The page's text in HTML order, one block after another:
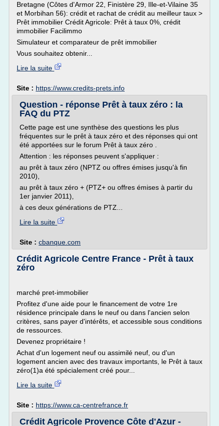
Bretagne (Côtes d'Armor 22, Finistère 29, Ille-et-Vilaine 35
et Morbihan 56): crédit et rachat de crédit au meilleur taux >
Prêt immobilier Crédit Agricole: Prêt à taux 0%, crédit
immobilier Facilimmo
Simulateur et comparateur de prêt immobilier
Vous souhaitez obtenir...
Lire la suite
Site : https://www.credits-prets.info
Question - réponse Prêt à taux zéro : la
FAQ du PTZ
Cette page est une synthèse des questions les plus
fréquentes sur le prêt à taux zéro et des réponses qui ont
été apportées sur le forum Prêt à taux zéro .
Attention : les réponses peuvent s'appliquer :
au prêt à taux zéro (NPTZ ou offres émises jusqu'à fin
2010),
au prêt à taux zéro + (PTZ+ ou offres émises à partir du
1er janvier 2011),
à ces deux générations de PTZ...
Lire la suite
Site : cbanque.com
Crédit Agricole Centre France - Prêt à taux
zéro
marché pret-immobilier
Profitez d'une aide pour le financement de votre 1re
résidence principale dans le neuf ou dans l'ancien selon
critères, sans payer d'intérêts, et accessible sous conditions
de ressources.
Devenez propriétaire !
Achat d'un logement neuf ou assimilé neuf, ou d'un
logement ancien avec des travaux importants, le Prêt à taux
zéro(1)a été spécialement créé pour...
Lire la suite
Site : https://www.ca-centrefrance.fr
Crédit Agricole Provence Côte d'Azur -